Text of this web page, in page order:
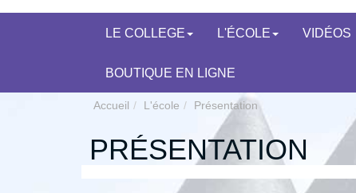
LE COLLEGE L'ÉCOLE VIDÉOS
BOUTIQUE EN LIGNE
Accueil L'école Présentation
PRÉSENTATION